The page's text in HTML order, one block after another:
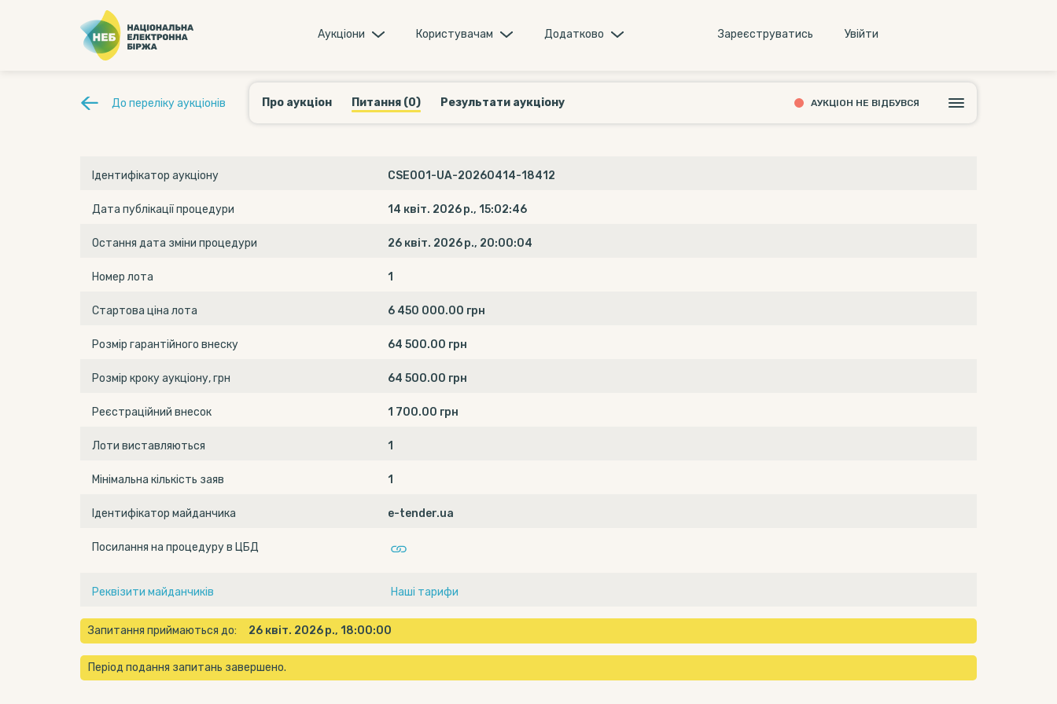
Аукцiони Користувачам Додатково Зареєструватись Увiйти
До переліку аукціонів Про аукціон Питання (0) Результати аукціону АУКЦІОН НЕ ВІДБУВСЯ
Ідентифікатор аукціону CSE001-UA-20260414-18412
Дата публікації процедури 14 квіт. 2026 р., 15:02:46
Остання дата зміни процедури 26 квіт. 2026 р., 20:00:04
Номер лота 1
Стартова ціна лота 6 450 000.00 грн
Розмір гарантійного внеску 64 500.00 грн
Розмір кроку аукціону, грн 64 500.00 грн
Реєстраційний внесок 1 700.00 грн
Лоти виставляються 1
Мінімальна кількість заяв 1
Ідентифікатор майданчика e-tender.ua
Посилання на процедуру в ЦБД
Реквізити майданчиків Наші тарифи
Запитання приймаються до: 26 квіт. 2026 р., 18:00:00
Період подання запитань завершено.